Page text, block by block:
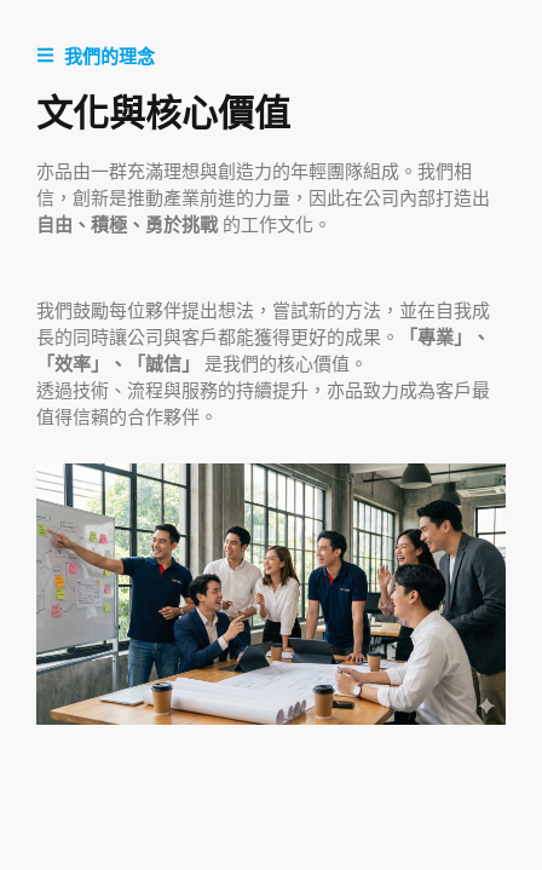
我們的理念
文化與核心價值
亦品由一群充滿理想與創造力的年輕團隊組成。我們相
信，創新是推動產業前進的力量，因此在公司內部打造出
自由、積極、勇於挑戰的工作文化。
我們鼓勵每位夥伴提出想法，嘗試新的方法，並在自我成
長的同時讓公司與客戶都能獲得更好的成果。
「專業」、
「效率」、「誠信」
是我們的核心價值。
透過技術、流程與服務的持續提升，亦品致力成為客戶最
值得信賴的合作夥伴。